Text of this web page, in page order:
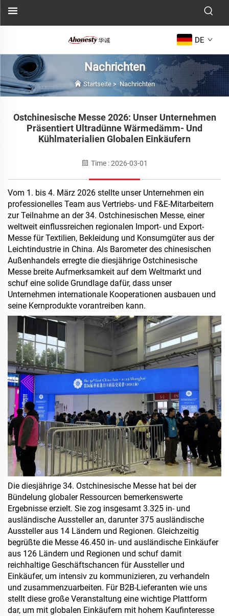
DE
Nachrichten
Startseite>Nachrichten
Ostchinesische Messe 2026: Unser Unternehmen
Präsentiert Ultradünne Wärmedämm- Und
Kühlmaterialien Globalen Einkäufern
Time : 2026-03-01
Vom 1. bis 4. März 2026 stellte unser Unternehmen ein
professionelles Team aus Vertriebs- und F&E-Mitarbeitern
zur Teilnahme an der 34. Ostchinesischen Messe, einer
weltweit einflussreichen regionalen Import- und Export-
Messe für Textilien, Bekleidung und Konsumgüter aus der
Leichtindustrie in China. Als Barometer des chinesischen
Außenhandels erregte die diesjährige Ostchinesische
Messe breite Aufmerksamkeit auf dem Weltmarkt und
schuf eine solide Grundlage dafür, dass unser
Unternehmen internationale Kooperationen ausbauen und
seine Kernprodukte vorantreiben kann.
Die diesjährige 34. Ostchinesische Messe hat bei der
Bündelung globaler Ressourcen bemerkenswerte
Ergebnisse erzielt. Sie zog insgesamt 3.325 in- und
ausländische Aussteller an, darunter 375 ausländische
Aussteller aus 14 Ländern und Regionen. Gleichzeitig
begrüßte die Messe 46.450 in- und ausländische Einkäufer
aus 126 Ländern und Regionen und schuf damit
reichhaltige Geschäftschancen für Aussteller und
Einkäufer, um intensiv zu kommunizieren, zu verhandeln
und zusammenzuarbeiten. Für B2B-Lieferanten wie uns
stellt diese große Veranstaltung eine wichtige Plattform
dar, um mit globalen Einkäufern mit hohem Kaufinteresse